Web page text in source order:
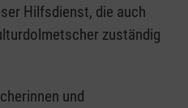
Hilfsdienst, die auch
zuständig
und